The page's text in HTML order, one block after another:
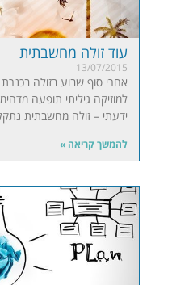
עוד זולה מחשבתית
13/07/2015
אחרי סוף שבוע בזולה
למוזיקה גיליתי תופעה
ידעתי – זולה מחשבתית
להמשך קריאה »